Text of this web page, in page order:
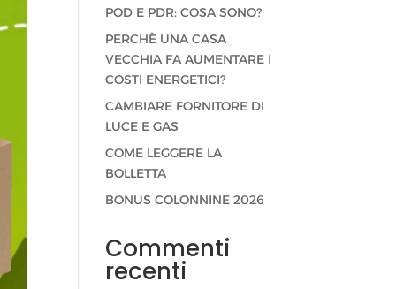
POD E PDR: COSA SONO?
PERCHÈ UNA CASA
VECCHIA FA AUMENTARE I
COSTI ENERGETICI?
CAMBIARE FORNITORE DI
LUCE E GAS
COME LEGGERE LA
BOLLETTA
BONUS COLONNINE 2026
Commenti
recenti